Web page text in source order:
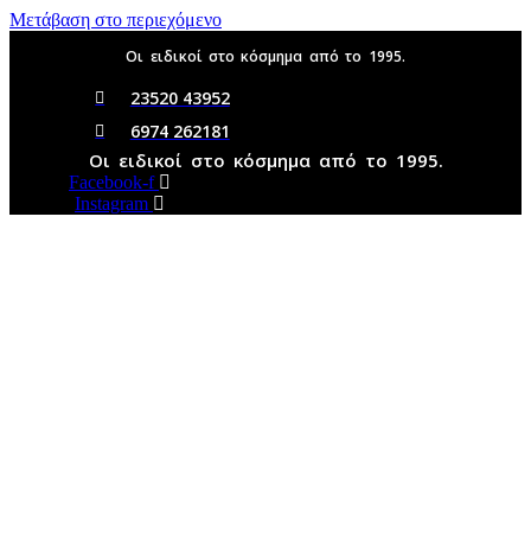
Μετάβαση στο περιεχόμενο
Οι ειδικοί στο κόσμημα από το 1995.
23520 43952
6974 262181
Οι ειδικοί στο κόσμημα από το 1995.
Facebook-f
Instagram